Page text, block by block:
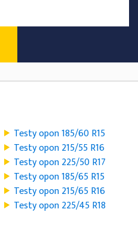
Testy opon 185/60 R15
Testy opon 215/55 R16
Testy opon 225/50 R17
Testy opon 185/65 R15
Testy opon 215/65 R16
Testy opon 225/45 R18